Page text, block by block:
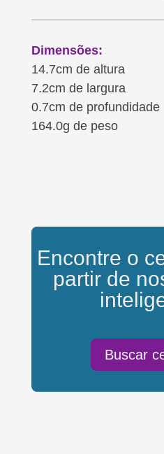
Dimensões:
14.7cm de altura
7.2cm de largura
0.7cm de profundidade
164.0g de peso
Encontre o
partir de
Buscar